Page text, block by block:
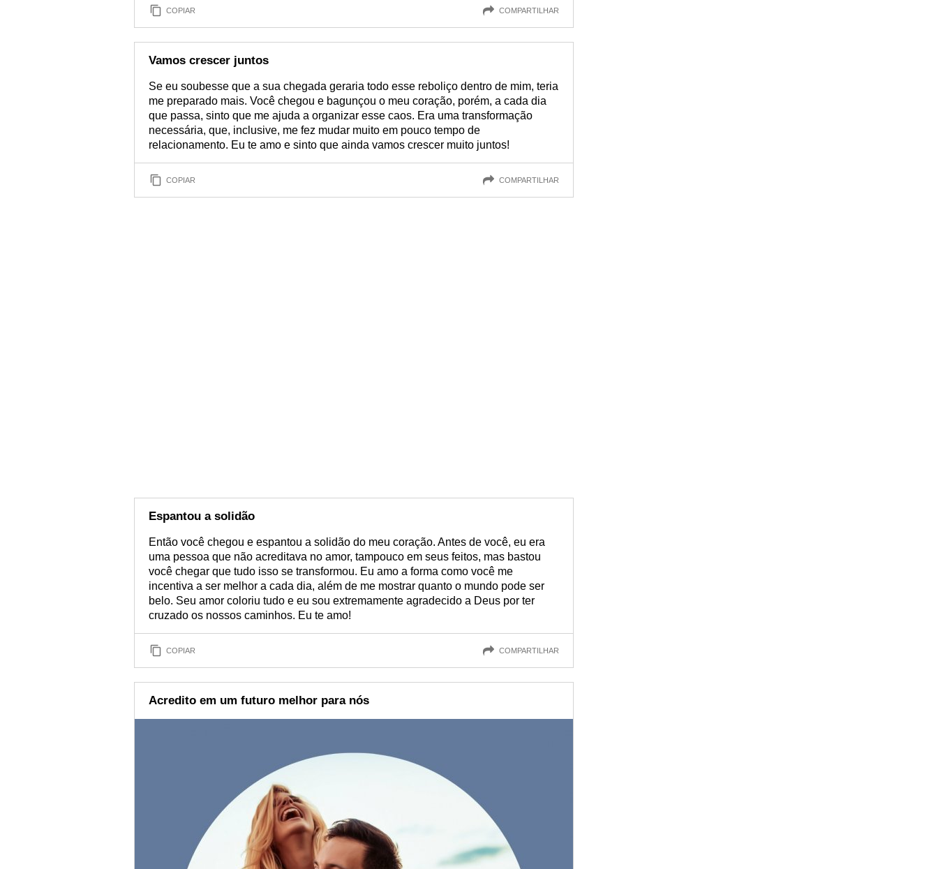
COPIAR COMPARTILHAR
Vamos crescer juntos
Se eu soubesse que a sua chegada geraria todo esse reboliço dentro de mim, teria
me preparado mais. Você chegou e bagunçou o meu coração, porém, a cada dia
que passa, sinto que me ajuda a organizar esse caos. Era uma transformação
necessária, que, inclusive, me fez mudar muito em pouco tempo de
relacionamento. Eu te amo e sinto que ainda vamos crescer muito juntos!
COPIAR COMPARTILHAR
Espantou a solidão
Então você chegou e espantou a solidão do meu coração. Antes de você, eu era
uma pessoa que não acreditava no amor, tampouco em seus feitos, mas bastou
você chegar que tudo isso se transformou. Eu amo a forma como você me
incentiva a ser melhor a cada dia, além de me mostrar quanto o mundo pode ser
belo. Seu amor coloriu tudo e eu sou extremamente agradecido a Deus por ter
cruzado os nossos caminhos. Eu te amo!
COPIAR COMPARTILHAR
Acredito em um futuro melhor para nós